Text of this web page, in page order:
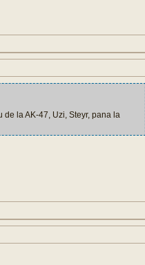
la AK-47, Uzi, Steyr, pana la